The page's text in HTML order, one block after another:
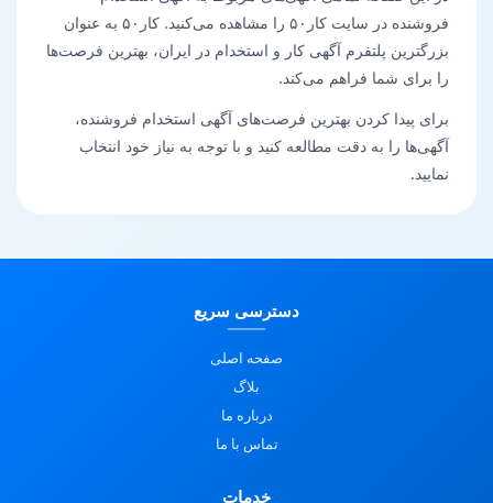
فروشنده در سایت کار۵۰ را مشاهده می‌کنید. کار۵۰ به عنوان
بزرگترین پلتفرم آگهی کار و استخدام در ایران، بهترین فرصت‌ها
را برای شما فراهم می‌کند.
برای پیدا کردن بهترین فرصت‌های آگهی استخدام فروشنده،
آگهی‌ها را به دقت مطالعه کنید و با توجه به نیاز خود انتخاب
نمایید.
دسترسی سریع
صفحه اصلی
بلاگ
درباره ما
تماس با ما
خدمات